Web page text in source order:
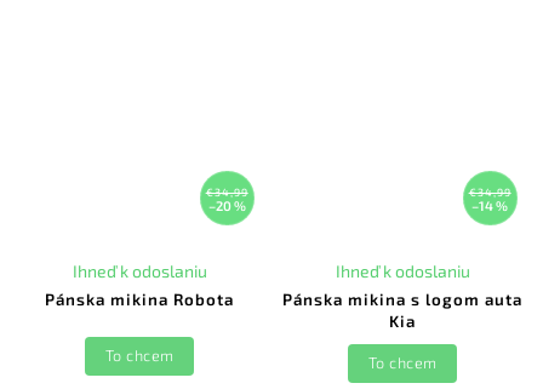
€34,99
–20 %
Pánska mikina Robota
Ihneď k odoslaniu
To chcem
€34,99
–14 %
Pánska mikina s logom auta
Kia
Ihneď k odoslaniu
To chcem